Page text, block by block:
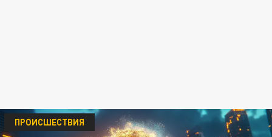
ПРОИСШЕСТВИЯ